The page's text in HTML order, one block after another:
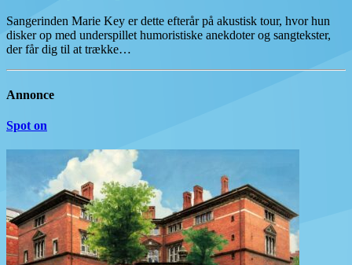
Sangerinden Marie Key er dette efterår på akustisk tour, hvor hun
disker op med underspillet humoristiske anekdoter og sangtekster,
der får dig til at trække…
Annonce
Spot on